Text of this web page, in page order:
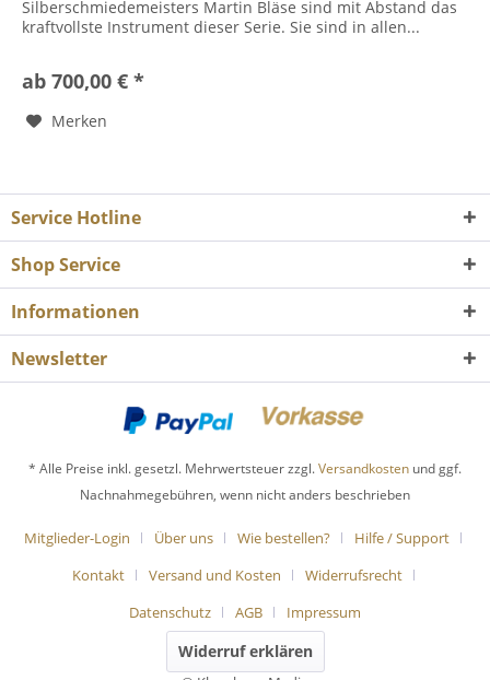
Silberschmiedemeisters Martin Bläse sind mit Abstand das
kraftvollste Instrument dieser Serie. Sie sind in allen...
ab 700,00 € *
Merken
Service Hotline
Shop Service
Informationen
Newsletter
* Alle Preise inkl. gesetzl. Mehrwertsteuer zzgl.Versandkosten und ggf.
Nachnahmegebühren, wenn nicht anders beschrieben
Mitglieder-Login Über uns Wie bestellen?
Hilfe / Support
Kontakt
Versand und Kosten
Widerrufsrecht
Datenschutz
AGB Impressum
Widerruf erklären